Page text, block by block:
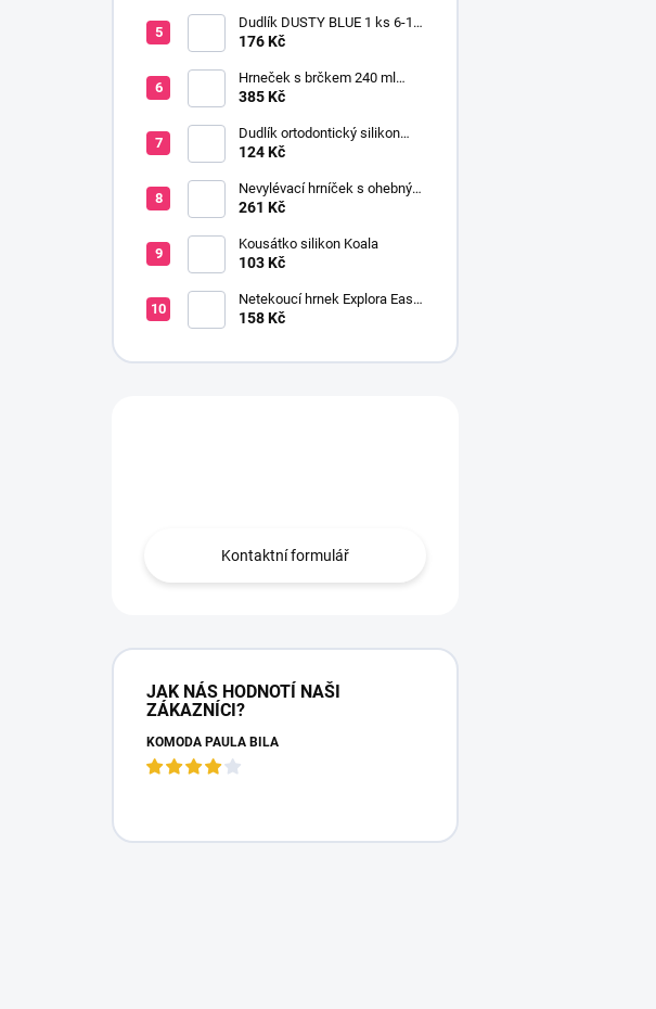
Dudlík DUSTY BLUE 1 ks 6-18
m
176 Kč
Hrneček s brčkem 240 ml
malina
385 Kč
Dudlík ortodontický silikon
PreVent velryba 0-6 m
124 Kč
Nevylévací hrníček s ohebným
brčkem 200 ml 9+ kluk
261 Kč
Kousátko silikon Koala
103 Kč
Netekoucí hrnek Explora Easy
Drink 6+ 230 ml růžový
158 Kč
Kontaktní formulář
JAK NÁS HODNOTÍ NAŠI
ZÁKAZNÍCI?
KOMODA PAULA BÍLÁ